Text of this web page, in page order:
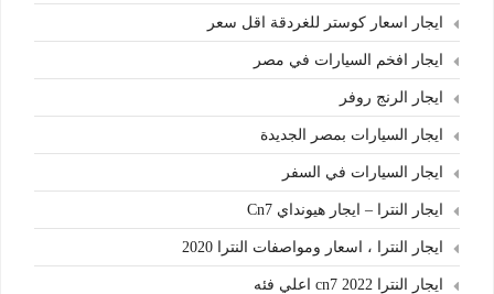
ايجار اسعار كوستر للغردقة اقل سعر
ايجار افخم السيارات في مصر
ايجار الرنج روفر
ايجار السيارات بمصر الجديدة
ايجار السيارات في السفر
ايجار النترا – ايجار هيونداي Cn7
ايجار النترا ، اسعار ومواصفات النترا 2020
ايجار النترا cn7 2022 اعلي فئه